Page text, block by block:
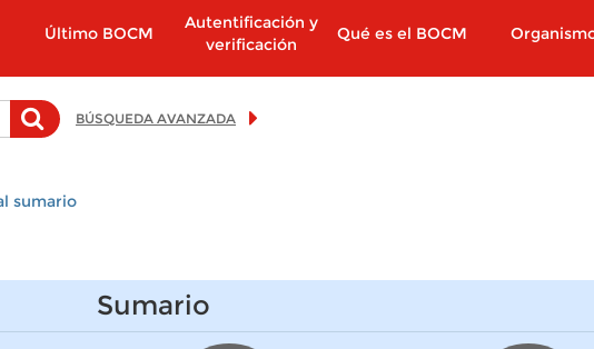
Último BOCM
Autentificación y
verificación
Qué es el BOCM
BÚSQUEDA AVANZADA
sumario
Sumario